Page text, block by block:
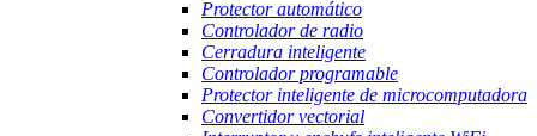
Protector automático
Controlador de radio
Cerradura inteligente
Controlador programable
Protector inteligente de microcomputadora
Convertidor vectorial